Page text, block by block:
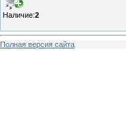
Наличие:2
Полная версия сайта